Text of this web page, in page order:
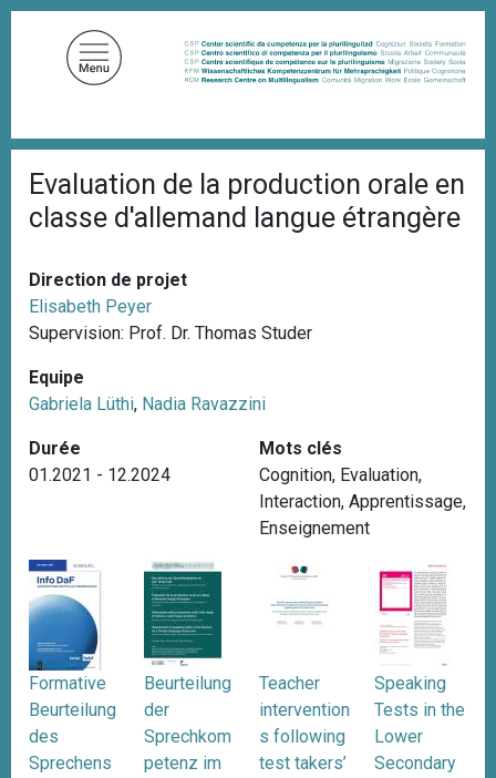
i
l
d
r
i
a
n
Evaluation de la production orale en
classe d'allemand langue étrangère
Direction de projet
Elisabeth Peyer
Supervision: Prof. Dr. Thomas Studer
Equipe
Gabriela Lüthi, Nadia Ravazzini
Durée
01.2021 - 12.2024
Mots clés
Cognition, Evaluation,
Interaction, Apprentissage,
Enseignement
Formative
Beurteilung
des
Sprechens
Beurteilung
der
Sprechkom
petenz im
Teacher
intervention
s following
test takers’
Speaking
Tests in the
Lower
Secondary